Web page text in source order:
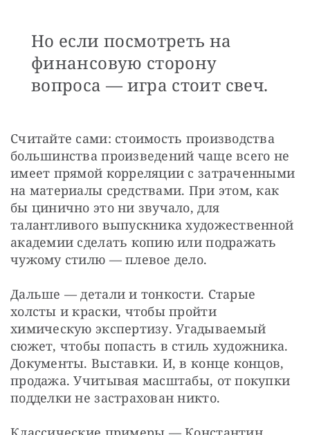
Но если посмотреть на
финансовую сторону
вопроса — игра стоит свеч.
Считайте сами: стоимость производства
большинства произведений чаще всего не
имеет прямой корреляции с затраченными
на материалы средствами. При этом, как
бы цинично это ни звучало, для
талантливого выпускника художественной
академии сделать копию или подражать
чужому стилю — плевое дело.
Дальше — детали и тонкости. Старые
холсты и краски, чтобы пройти
химическую экспертизу. Угадываемый
сюжет, чтобы попасть в стиль художника.
Документы. Выставки. И, в конце концов,
продажа. Учитывая масштабы, от покупки
подделки не застрахован никто.